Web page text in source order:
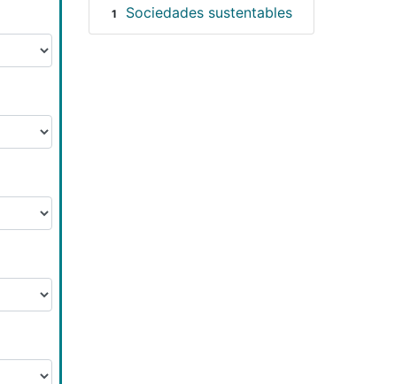
1 Sociedades sustentables